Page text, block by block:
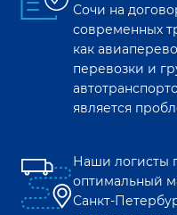
Сочи на
современных
как
перевозки и
является
Наши логисты
оптимальный
Санкт-